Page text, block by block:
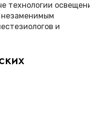
технологии
незаменимым
и
обеспечивает яркий,